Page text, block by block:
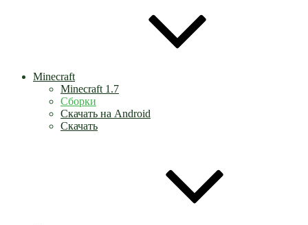
Minecraft
Minecraft 1.7
Сборки
Скачать на Android
Скачать